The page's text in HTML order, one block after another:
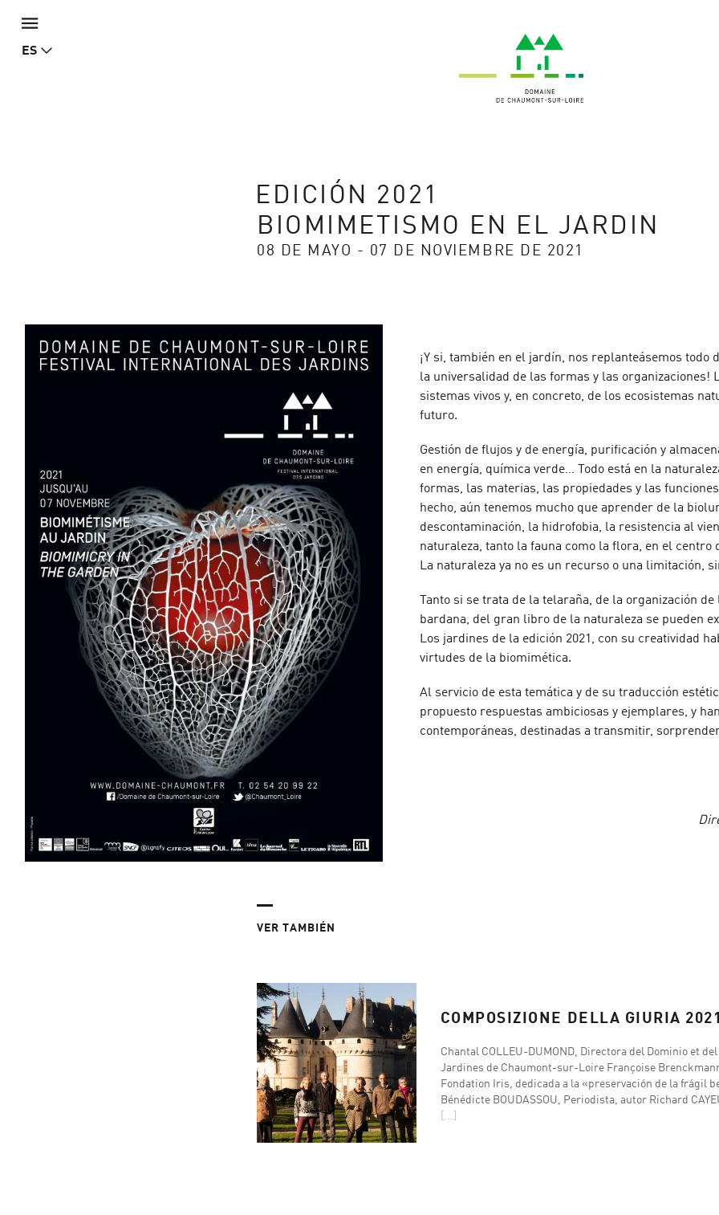
ES
EDICIÓN 2021
BIOMIMETISMO EN EL JARDIN
08 DE MAYO - 07 DE NOVIEMBRE DE 2021
¡Y si, también en el jardín, nos replanteásemos
la universalidad de las formas y las organizaciones!
sistemas vivos y, en concreto, de los ecosistemas
futuro.
Gestión de flujos y de energía, purificación y
en energía, química verde… Todo está en la
formas, las materias, las propiedades y las
hecho, aún tenemos mucho que aprender de la
descontaminación, la hidrofobia, la resistencia al
naturaleza, tanto la fauna como la flora, en el
La naturaleza ya no es un recurso o una limitación,
Tanto si se trata de la telaraña, de la organización
bardana, del gran libro de la naturaleza se pueden
Los jardines de la edición 2021, con su creatividad
virtudes de la biomimética.
Al servicio de esta temática y de su traducción
propuesto respuestas ambiciosas y ejemplares, y
contemporáneas, destinadas a transmitir,
VER TAMBIÉN
COMPOSIZIONE DELLA GIURIA
Chantal COLLEU-DUMOND, Directora del Dominio et
Jardines de Chaumont-sur-Loire Françoise
Fondation Iris, dedicada a la «preservación de la frágil
Bénédicte BOUDASSOU, Periodista, autor Richard
[...]